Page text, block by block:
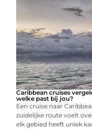
Caribbean cruises
welke past bij jou?
Een cruise naar
zuidelijke route voelt
elk gebied heeft uniek